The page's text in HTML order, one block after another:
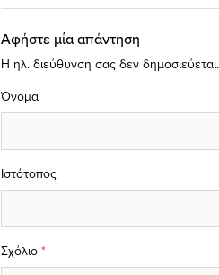
Αφήστε μία απάντηση
Η ηλ. διεύθυνση σας δεν δημοσιεύεται.
Σχόλιο *
Όνομα
Ιστότοπος